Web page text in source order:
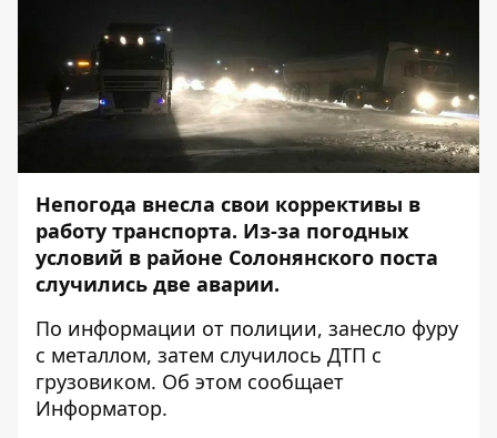
Непогода внесла свои коррективы в
работу транспорта. Из-за погодных
условий в районе Солонянского поста
случились две аварии.
По информации от полиции, занесло фуру
с металлом, затем случилось ДТП с
грузовиком. Об этом сообщает
Информатор.